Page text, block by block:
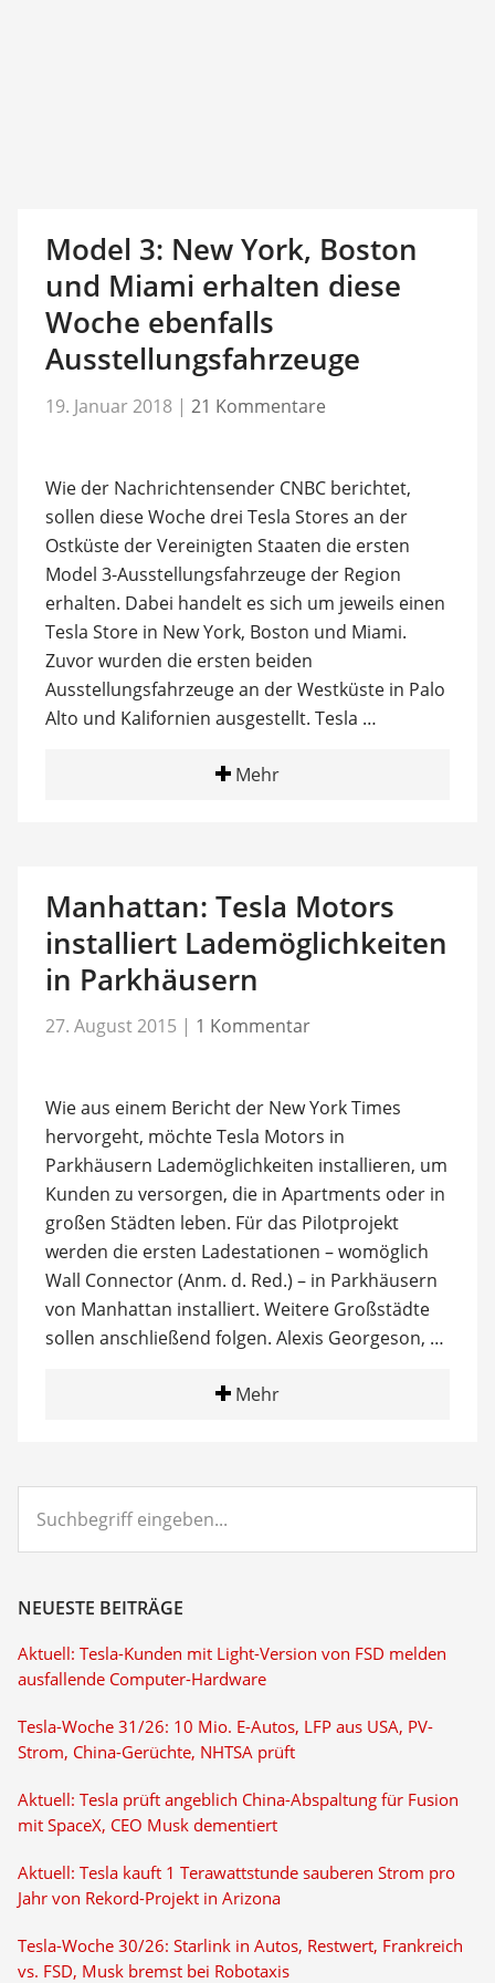
Model 3: New York, Boston
und Miami erhalten diese
Woche ebenfalls
Ausstellungsfahrzeuge
19. Januar 2018 | 21 Kommentare
Wie der Nachrichtensender CNBC berichtet,
sollen diese Woche drei Tesla Stores an der
Ostküste der Vereinigten Staaten die ersten
Model 3-Ausstellungsfahrzeuge der Region
erhalten. Dabei handelt es sich um jeweils einen
Tesla Store in New York, Boston und Miami.
Zuvor wurden die ersten beiden
Ausstellungsfahrzeuge an der Westküste in Palo
Alto und Kalifornien ausgestellt. Tesla …
Mehr
Manhattan: Tesla Motors
installiert Lademöglichkeiten
in Parkhäusern
27. August 2015 | 1 Kommentar
Wie aus einem Bericht der New York Times
hervorgeht, möchte Tesla Motors in
Parkhäusern Lademöglichkeiten installieren, um
Kunden zu versorgen, die in Apartments oder in
großen Städten leben. Für das Pilotprojekt
werden die ersten Ladestationen – womöglich
Wall Connector (Anm. d. Red.) – in Parkhäusern
von Manhattan installiert. Weitere Großstädte
sollen anschließend folgen. Alexis Georgeson, …
Mehr
eingeben...
NEUESTE BEITRÄGE
Aktuell: Tesla-Kunden mit Light-Version von FSD melden
ausfallende Computer-Hardware
Tesla-Woche 31/26: 10 Mio. E-Autos, LFP aus USA, PV-
Strom, China-Gerüchte, NHTSA prüft
Aktuell: Tesla prüft angeblich China-Abspaltung für Fusion
mit SpaceX, CEO Musk dementiert
Aktuell: Tesla kauft 1 Terawattstunde sauberen Strom pro
Jahr von Rekord-Projekt in Arizona
Tesla-Woche 30/26: Starlink in Autos, Restwert, Frankreich
vs. FSD, Musk bremst bei Robotaxis